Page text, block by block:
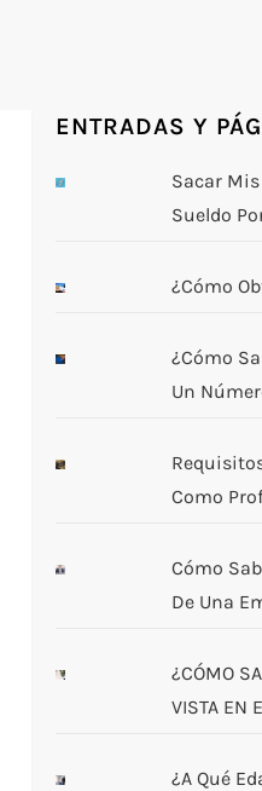
ENTRADAS Y
Sacar
Sueldo
¿Cómo
¿Cómo
Un
Como
Cómo
De Una
¿CÓMO
VISTA EN
¿A Qué